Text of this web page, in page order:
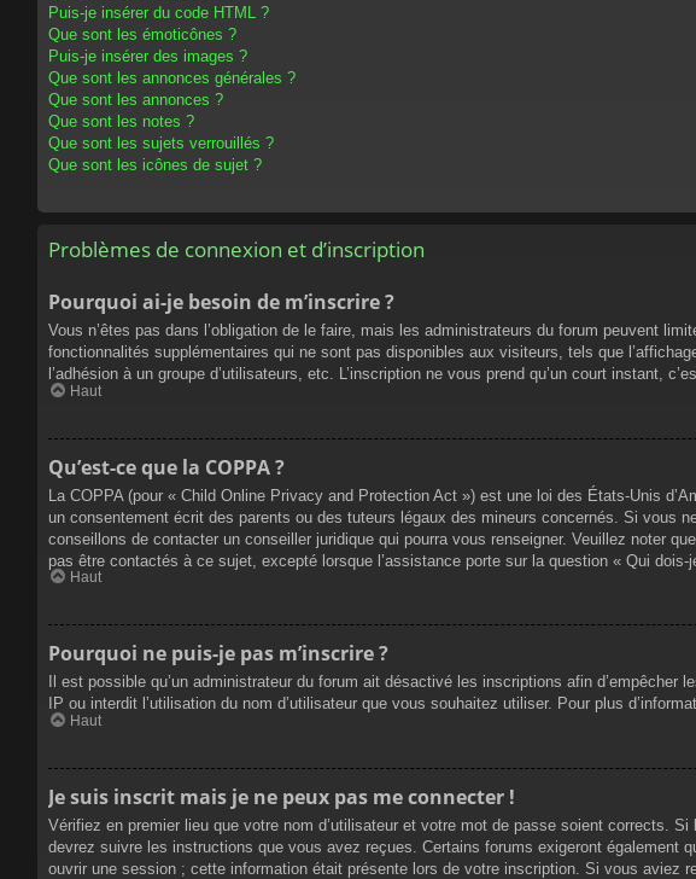
Puis-je insérer du code HTML ?
Que sont les émoticônes ?
Puis-je insérer des images ?
Que sont les annonces générales ?
Que sont les annonces ?
Que sont les notes ?
Que sont les sujets verrouillés ?
Que sont les icônes de sujet ?
Problèmes de connexion et d’inscription
Pourquoi ai-je besoin de m’inscrire ?
Vous n’êtes pas dans l’obligation de le faire, mais les administrateurs du forum peuvent
fonctionnalités supplémentaires qui ne sont pas disponibles aux visiteurs, tels que
l’adhésion à un groupe d’utilisateurs, etc. L’inscription ne vous prend qu’un court instant,
Haut
Qu’est-ce que la COPPA ?
La COPPA (pour « Child Online Privacy and Protection Act ») est une loi des États-Unis
un consentement écrit des parents ou des tuteurs légaux des mineurs concernés. Si vous
conseillons de contacter un conseiller juridique qui pourra vous renseigner. Veuillez noter
pas être contactés à ce sujet, excepté lorsque l’assistance porte sur la question « Qui
Haut
Pourquoi ne puis-je pas m’inscrire ?
Il est possible qu’un administrateur du forum ait désactivé les inscriptions afin
IP ou interdit l’utilisation du nom d’utilisateur que vous souhaitez utiliser. Pour plus
Haut
Je suis inscrit mais je ne peux pas me connecter !
Vérifiez en premier lieu que votre nom d’utilisateur et votre mot de passe soient corrects.
devrez suivre les instructions que vous avez reçues. Certains forums exigeront
ouvrir une session ; cette information était présente lors de votre inscription. Si vous